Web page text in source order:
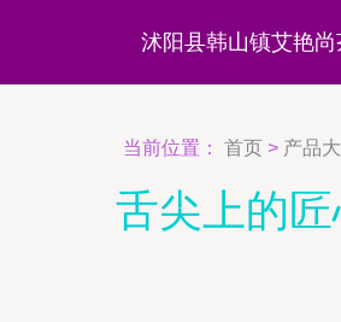
沭阳县韩山镇艾艳
当前位置： 首页 > 产品
舌尖上的